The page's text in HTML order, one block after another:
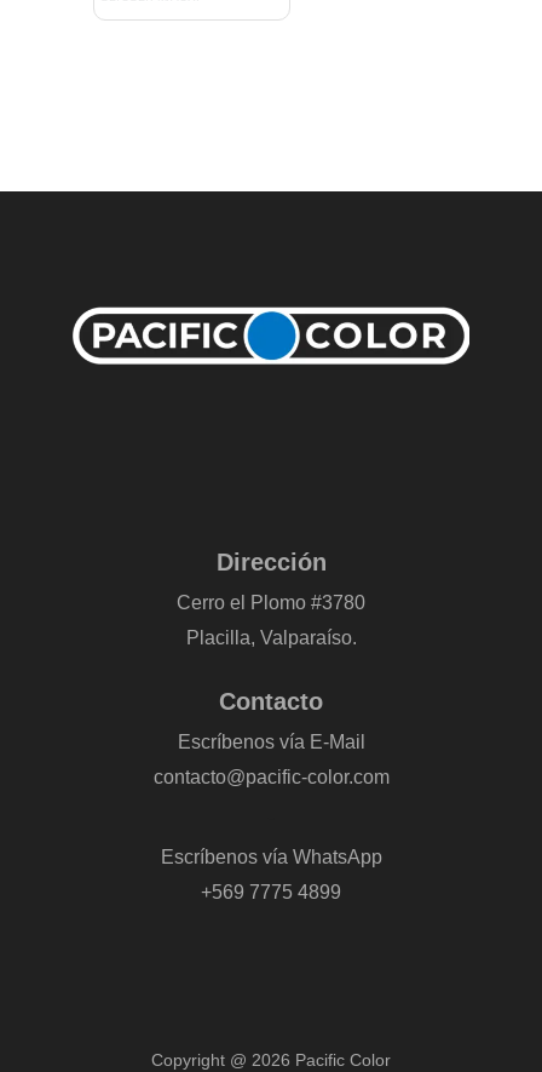
Dirección
Cerro el Plomo #3780
Placilla, Valparaíso.
Contacto
Escríbenos vía E-Mail
contacto@pacific-color.com
Escríbenos vía WhatsApp
+569 7775 4899
Copyright @ 2026 Pacific Color